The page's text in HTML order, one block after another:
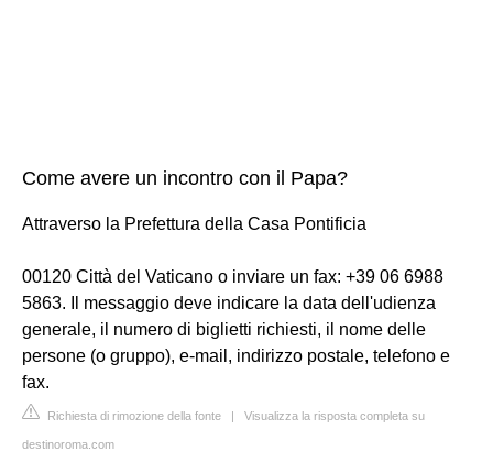
Come avere un incontro con il Papa?
Attraverso la Prefettura della Casa Pontificia
00120 Città del Vaticano o inviare un fax: +39 06 6988
5863. Il messaggio deve indicare la data dell'udienza
generale, il numero di biglietti richiesti, il nome delle
persone (o gruppo), e-mail, indirizzo postale, telefono e
fax.
Richiesta di rimozione della fonte | Visualizza la risposta completa su
destinoroma.com